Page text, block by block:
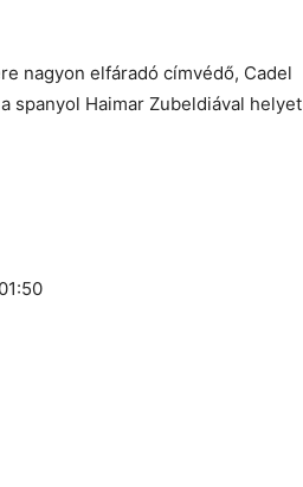
nagyon elfáradó címvédő, Cadel
spanyol Haimar Zubeldiával helyet